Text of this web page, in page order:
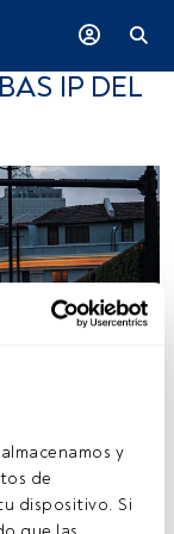
y
de
dispositivo. Si
IP DEL
deBNP